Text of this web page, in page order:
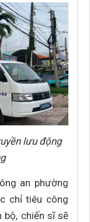
lưu động
an phường
chỉ tiêu công
chiến sĩ sẽ